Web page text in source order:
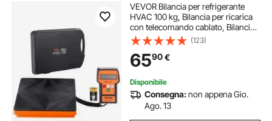
VEVOR Bilancia per refrigerante
HVAC 100 kg, Bilancia per ricarica
con telecomando cablato, Bilancia
per recupero elettronico digitale ad
alta precisione 5g con custodia
(123)
6590€
Disponibile
Consegna:non appena Gio.
Ago. 13